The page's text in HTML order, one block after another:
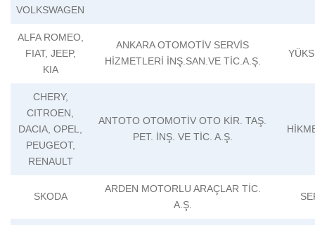
VOLKSWAGEN
ALFA ROMEO,
FIAT, JEEP,
KIA
ANKARA OTOMOTİV SERVİS
HİZMETLERİ İNŞ.SAN.VE TİC.A.Ş.
CHERY,
CITROEN,
DACIA, OPEL,
PEUGEOT,
RENAULT
ANTOTO OTOMOTİV OTO KİR. TAŞ.
PET. İNŞ. VE TİC. A.Ş.
SKODA
ARDEN MOTORLU ARAÇLAR TİC.
A.Ş.